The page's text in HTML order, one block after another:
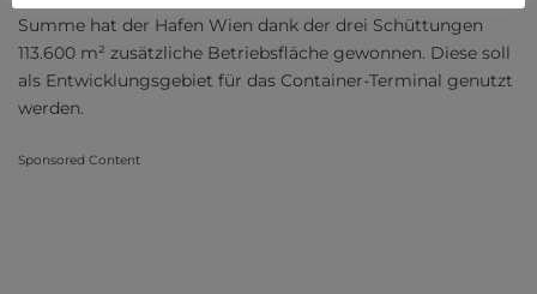
Summe hat der Hafen Wien dank der drei Schüttungen
113.600 m² zusätzliche Betriebsfläche gewonnen. Diese soll
als Entwicklungsgebiet für das Container-Terminal genutzt
werden.
Sponsored Content